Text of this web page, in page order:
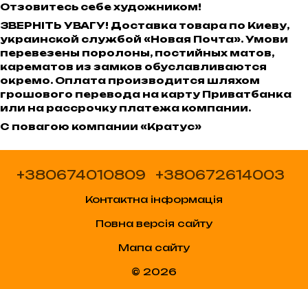
Отзовитесь себе художником!
ЗВЕРНІТЬ УВАГУ! Доставка товара по Киеву,
украинской службой «Новая Почта». Умови
перевезены поролоны, постийных матов,
карематов из замков обуславливаются
окремо. Оплата производится шляхом
грошового перевода на карту Приватбанка
или на рассрочку платежа компании.
С повагою компании «Кратус»
+380674010809 +380672614003
Контактна інформація
Повна версія сайту
Мапа сайту
© 2026